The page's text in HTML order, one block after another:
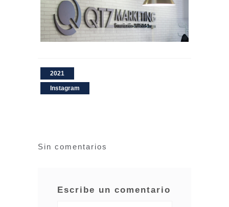
2021
Instagram
Sin comentarios
Escribe un comentario